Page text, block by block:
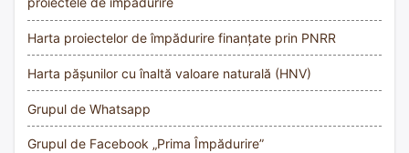
Harta proiectelor de împădurire finanțate prin PNRR
Harta pășunilor cu înaltă valoare naturală (HNV)
Grupul de Whatsapp
Grupul de Facebook „Prima Împădurire”